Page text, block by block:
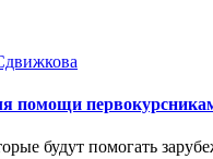
помощи
будут помогать